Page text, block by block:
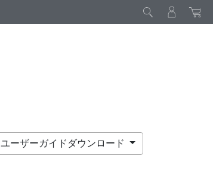
ユーザーガイドダウンロード